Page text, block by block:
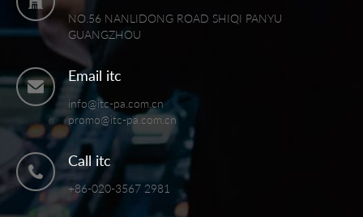
NO.56 NANLIDONG ROAD SHIQI PANYU
GUANGZHOU
Email itc
info@itc-pa.com.cn
promo@itc-pa.com.cn
Call itc
+86-020-3567 2981